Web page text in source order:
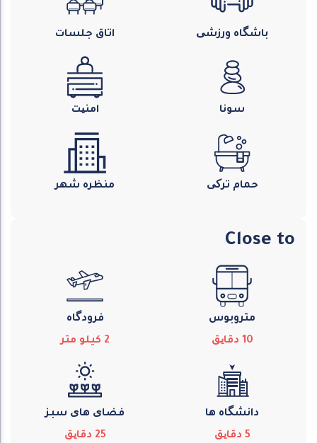
باشگاه ورزشی اتاق جلسات
سونا امنیت
حمام ترکی منظره شهر
Close to
متروبوس
10 دقایق
فرودگاه
2 كيلو متر
دانشگاه ها
5 دقایق
فضای های سبز
25 دقایق